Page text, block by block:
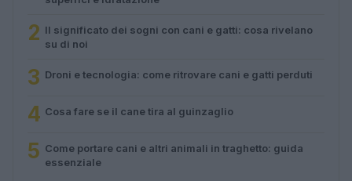
2 Il significato dei sogni con cani e gatti: cosa rivelano
su di noi
3 Droni e tecnologia: come ritrovare cani e gatti perduti
4 Cosa fare se il cane tira al guinzaglio
5 Come portare cani e altri animali in traghetto: guida
essenziale